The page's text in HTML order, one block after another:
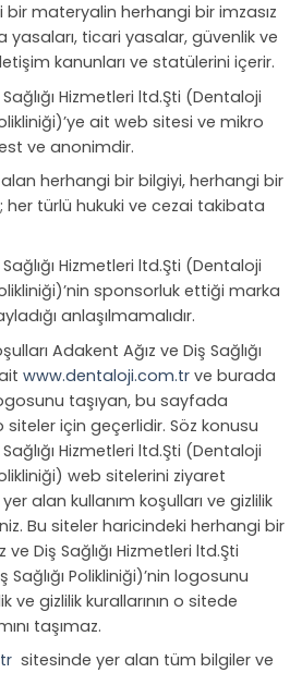
materyalin herhangi bir imzasız
yasaları, ticari yasalar, güvenlik ve
kanunları ve statülerini içerir.
Hizmetleri ltd.Şti (Dentaloji
ait web sitesi ve mikro
ve anonimdir.
herhangi bir bilgiyi, herhangi bir
her türlü hukuki ve cezai takibata
Hizmetleri ltd.Şti (Dentaloji
sponsorluk ettiği marka
anlaşılmamalıdır.
Adakent Ağız ve Diş Sağlığı
www.dentaloji.com.trve burada
taşıyan, bu sayfada
için geçerlidir. Söz konusu
Hizmetleri ltd.Şti (Dentaloji
web sitelerini ziyaret
alan kullanım koşulları ve gizlilik
Bu siteler haricindeki herhangi bir
Diş Sağlığı Hizmetleri ltd.Şti
Sağlığı Polikliniği)’nin logosunu
ve gizlilik kurallarının o sitede
taşımaz.
sitesinde yer alan tüm bilgiler ve